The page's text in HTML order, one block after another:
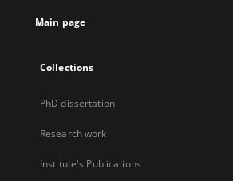
Main page
Collections
PhD dissertation
Research work
Institute's Publications